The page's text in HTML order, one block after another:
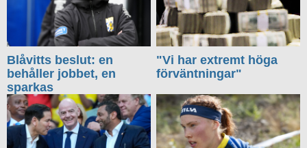
Blåvitts beslut: en
behåller jobbet, en
sparkas
"Vi har extremt höga
förväntningar"